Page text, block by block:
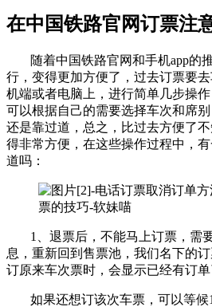
在中国铁路官网订票注
随着中国铁路官网和手机app的
行，变得更加方便了，过去订票要
机端或者电脑上，进行简单几步操
可以根据自己的需要选择车次和席
还是靠过道，总之，比过去方便了
得非常方便，在这些操作过程中，
道吗：
1、退票后，不能马上订票，需
息，重新回到售票池，我们名下的
订原来车次票时，会显示已经有订单
如果还想订该次车票，可以等